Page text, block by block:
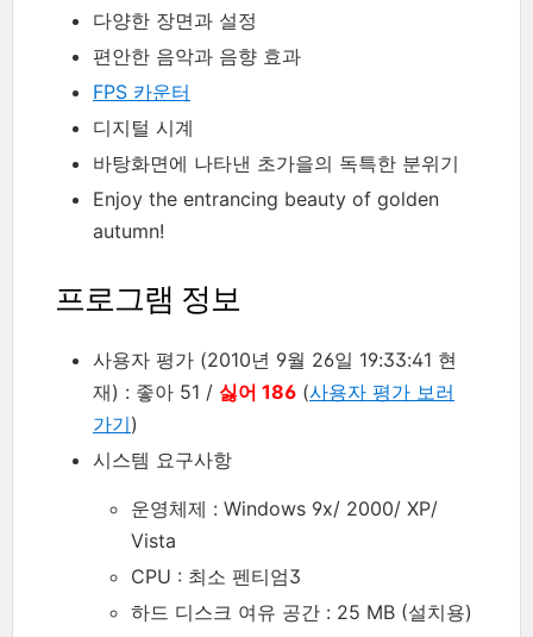
다양한 장면과 설정
편안한 음악과 음향 효과
FPS 카운터
디지털 시계
바탕화면에 나타낸 초가을의 독특한 분위기
Enjoy the entrancing beauty of golden
autumn!
프로그램 정보
사용자 평가 (2010년 9월 26일 19:33:41 현
재) : 좋아 51 / 싫어 186 (사용자 평가 보러
가기)
시스템 요구사항
운영체제 : Windows 9x/ 2000/ XP/
Vista
CPU : 최소 펜티엄3
하드 디스크 여유 공간 : 25 MB (설치용)